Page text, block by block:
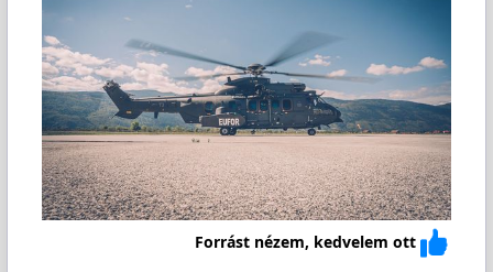
Forrást nézem, kedvelem ott